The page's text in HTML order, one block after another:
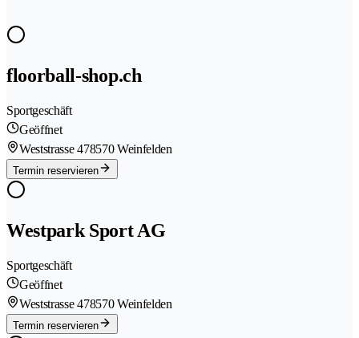
floorball-shop.ch
Sportgeschäft
Geöffnet
Weststrasse 478570 Weinfelden
Termin reservieren
Westpark Sport AG
Sportgeschäft
Geöffnet
Weststrasse 478570 Weinfelden
Termin reservieren